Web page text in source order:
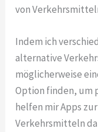
von
Indem ich
alternative
möglicherweise
Option finden, um
helfen mir Apps
Verkehrsmitteln